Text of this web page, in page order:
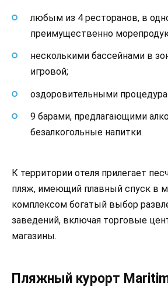
любым из 4 ресторанов, в
преимущественно
несколькими бассейнами в
игровой;
оздоровительными
9 барами, предлагающими
безалкогольные напитки.
К территории отеля прилегает
пляж, имеющий плавный спуск в
комплексом богатый выбор
заведений, включая торговые
магазины.
Пляжный курорт